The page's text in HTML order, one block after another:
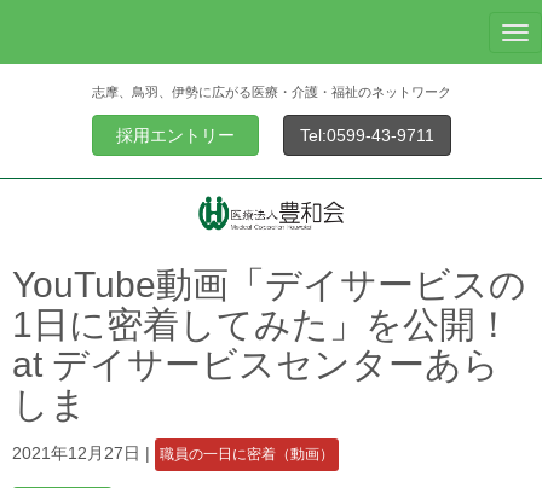
N
a
a
n
志摩、鳥羽、伊勢に広がる医療・介護・福祉のネットワーク
採用エントリー Tel:0599-43-9711
YouTube動画「デイサービスの
1日に密着してみた」を公開！
at デイサービスセンターあら
しま
2021年12月27日 職員の一日に密着（動画）